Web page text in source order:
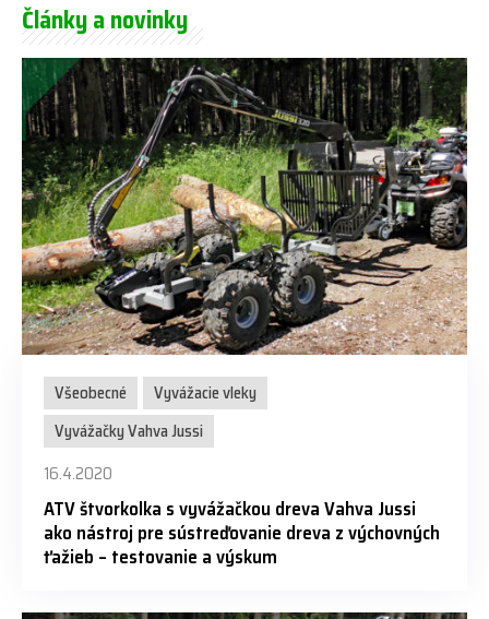
Články a novinky
Všeobecné
Vyvážacie vleky
Vyvážačky Vahva Jussi
16.4.2020
ATV štvorkolka s vyvážačkou dreva Vahva Jussi
ako nástroj pre sústreďovanie dreva z výchovných
ťažieb – testovanie a výskum